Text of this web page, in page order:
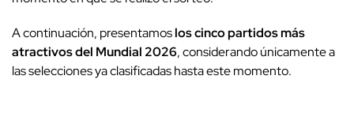
A continuación, presentamoslos cinco partidos más
atractivos del Mundial 2026, considerando únicamente a
las selecciones ya clasificadas hasta este momento.